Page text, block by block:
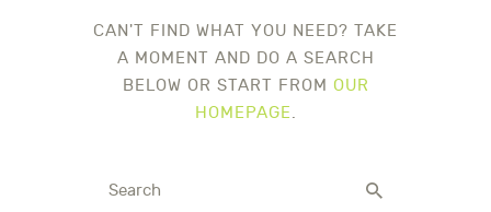
CAN'T FIND WHAT YOU NEED? TAKE
A MOMENT AND DO A SEARCH
BELOW OR START FROM OUR
HOMEPAGE.